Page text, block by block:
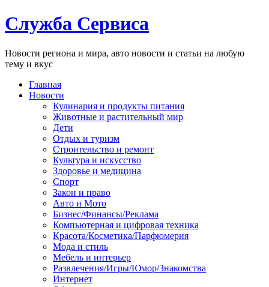
Служба Сервиса
Новости региона и мира, авто новости и статьи на любую
тему и вкус
Главная
Новости
Кулинария и продукты питания
Животные и растительный мир
Дети
Отдых и туризм
Строительство и ремонт
Культура и искусство
Здоровье и медицина
Спорт
Закон и право
Авто и Мото
Бизнес/Финансы/Реклама
Компьютерная и цифровая техника
Красота/Косметика/Парфюмерия
Мода и стиль
Мебель и интерьер
Развлечения/Игры/Юмор/Знакомства
Интернет